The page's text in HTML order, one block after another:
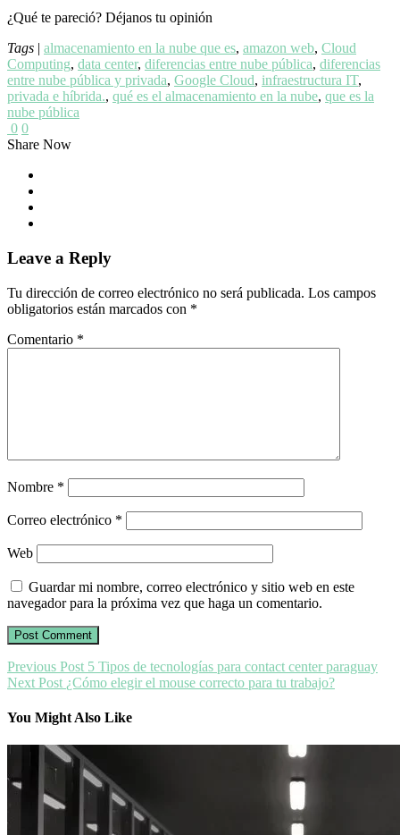
¿Qué te pareció? Déjanos tu opinión
Tags | almacenamiento en la nube que es, amazon web, Cloud
Computing, data center, diferencias entre nube pública, diferencias
entre nube pública y privada, Google Cloud, infraestructura IT,
privada e híbrida., qué es el almacenamiento en la nube, que es la
nube pública
0 0
Share Now
Leave a Reply
Tu dirección de correo electrónico no será publicada. Los campos
obligatorios están marcados con *
Comentario *
Nombre *
Correo electrónico *
Web
Guardar mi nombre, correo electrónico y sitio web en este
navegador para la próxima vez que haga un comentario.
Previous Post 5 Tipos de tecnologías para contact center paraguay
Next Post ¿Cómo elegir el mouse correcto para tu trabajo?
You Might Also Like